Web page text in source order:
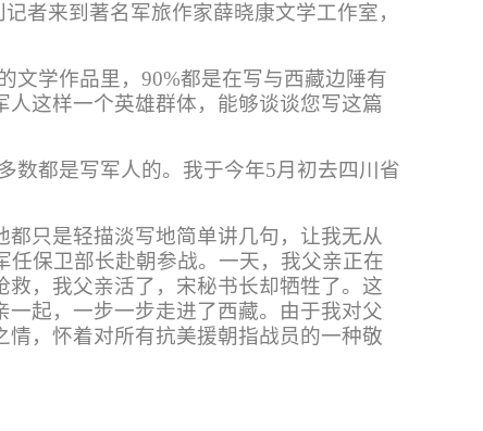
者来到著名军旅作家薛晓康文学工作室，
文学作品里，90%都是在写与西藏边陲有
这样一个英雄群体，能够谈谈您写这篇
数都是写军人的。我于今年5月初去四川省
只是轻描淡写地简单讲几句，让我无从
保卫部长赴朝参战。一天，我父亲正在
，我父亲活了，宋秘书长却牺牲了。这
起，一步一步走进了西藏。由于我对父
，怀着对所有抗美援朝指战员的一种敬